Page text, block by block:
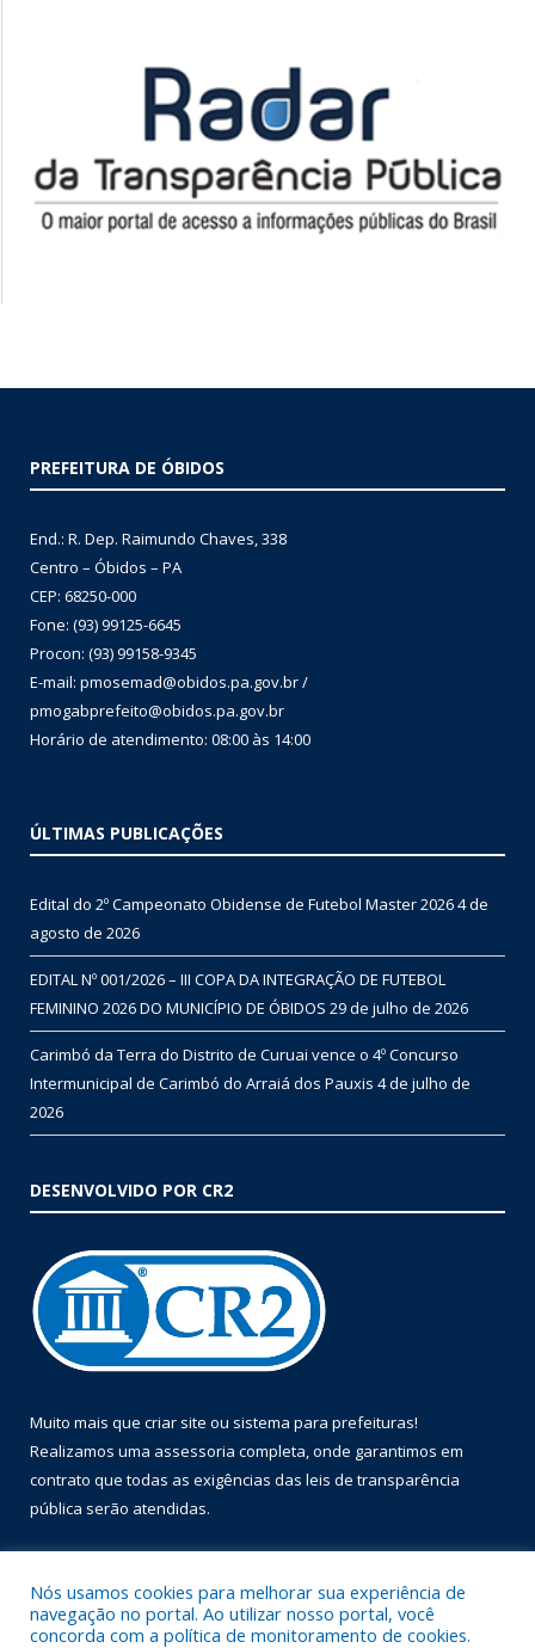
PREFEITURA DE ÓBIDOS
End.: R. Dep. Raimundo Chaves, 338
Centro – Óbidos – PA
CEP: 68250-000
Fone: (93) 99125-6645
Procon: (93) 99158-9345
E-mail: pmosemad@obidos.pa.gov.br /
pmogabprefeito@obidos.pa.gov.br
Horário de atendimento: 08:00 às 14:00
ÚLTIMAS PUBLICAÇÕES
Edital do 2º Campeonato Obidense de Futebol Master 20264 de
agosto de 2026
EDITAL Nº 001/2026 – III COPA DA INTEGRAÇÃO DE FUTEBOL
FEMININO 2026 DO MUNICÍPIO DE ÓBIDOS 29 de julho de 2026
Carimbó da Terra do Distrito de Curuai vence o 4º Concurso
Intermunicipal de Carimbó do Arraiá dos Pauxis 4 de julho de
2026
DESENVOLVIDO POR CR2
Muito mais que criar site ou sistema para prefeituras!
Realizamos uma assessoria completa, onde garantimos em
contrato que todas as exigências das leis de transparência
pública serão atendidas.
Nós usamos cookies para melhorar sua experiência de
navegação no portal. Ao utilizar nosso portal, você
concorda com a política de monitoramento de cookies.